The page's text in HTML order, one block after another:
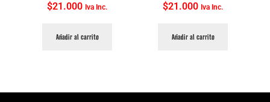
$21.000 Iva Inc.
Añadir al carrito
$21.000 Iva Inc.
Añadir al carrito